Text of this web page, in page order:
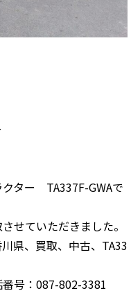
ター TA337F-GWAで
せていただきました。
県、買取、中古、TA33
号：087-802-3381